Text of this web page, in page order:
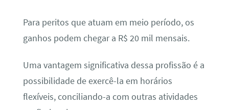
Para peritos que atuam em meio período, os
ganhos podem chegar a R$ 20 mil mensais.
Uma vantagem significativa dessa profissão é a
possibilidade de exercê-la em horários
flexíveis, conciliando-a com outras atividades